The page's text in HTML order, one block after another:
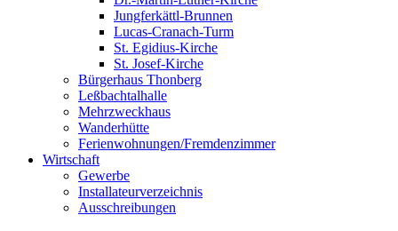
Jungferkättl-Brunnen
Lucas-Cranach-Turm
St. Egidius-Kirche
St. Josef-Kirche
Bürgerhaus Thonberg
Leßbachtalhalle
Mehrzweckhaus
Wanderhütte
Ferienwohnungen/Fremdenzimmer
Wirtschaft
Gewerbe
Installateurverzeichnis
Ausschreibungen